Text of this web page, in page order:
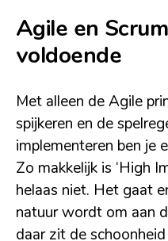
Agile en
voldoende
Met alleen de Agile
spijkeren en de
implementeren ben je
Zo makkelijk is ‘High
helaas niet. Het gaat
natuur wordt om aan
daar zit de